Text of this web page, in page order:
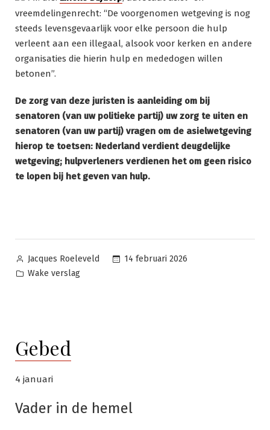
vreemdelingenrecht: “De voorgenomen wetgeving is nog
steeds levensgevaarlijk voor elke persoon die hulp
verleent aan een illegaal, alsook voor kerken en andere
organisaties die hierin hulp en mededogen willen
betonen”.
De zorg van deze juristen is aanleiding om bij
senatoren (van uw politieke partij) uw zorg te uiten en
senatoren (van uw partij) vragen om de asielwetgeving
hierop te toetsen: Nederland verdient deugdelijke
wetgeving; hulpverleners verdienen het om geen risico
te lopen bij het geven van hulp.
Geplaatst
door
Jacques Roeleveld
14 februari 2026
Geplaatst
Wake verslag
Gebed
4 januari
Vader in de hemel